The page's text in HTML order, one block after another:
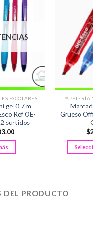
ESCOLARES
gel 0.7 m
Ref OE-
surtidos
PAPELERÍA
Grueso
$
DEL PRODUCTO